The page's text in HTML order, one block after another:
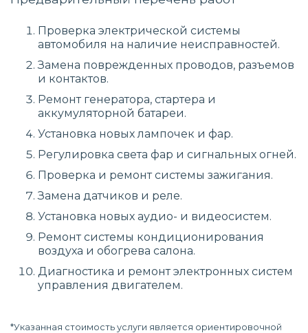
Проверка электрической системы
автомобиля на наличие неисправностей.
Замена поврежденных проводов, разъемов
и контактов.
Ремонт генератора, стартера и
аккумуляторной батареи.
Установка новых лампочек и фар.
Регулировка света фар и сигнальных огней.
Проверка и ремонт системы зажигания.
Замена датчиков и реле.
Установка новых аудио- и видеосистем.
Ремонт системы кондиционирования
воздуха и обогрева салона.
Диагностика и ремонт электронных систем
управления двигателем.
*Указанная стоимость услуги является ориентировочной